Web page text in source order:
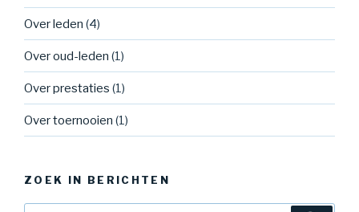
Over leden (4)
Over oud-leden (1)
Over prestaties (1)
Over toernooien (1)
ZOEK IN BERICHTEN